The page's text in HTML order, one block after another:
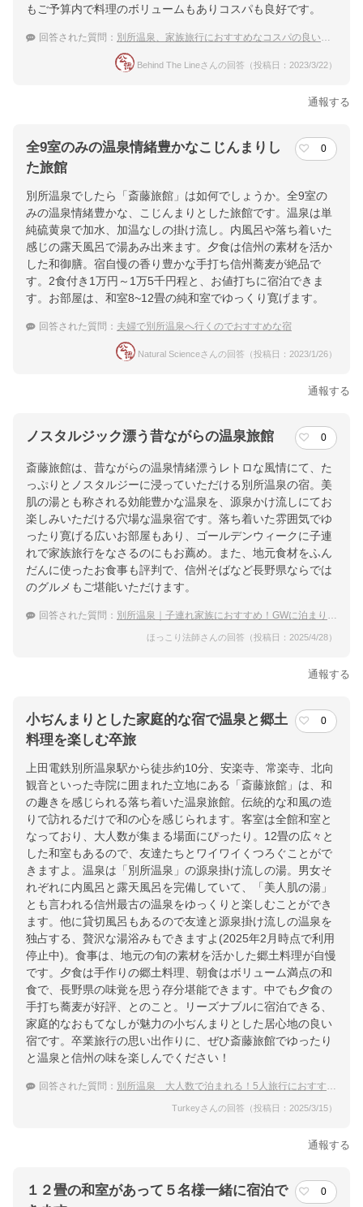
もご予算内で料理のボリュームもありコスパも良好です。
回答された質問： 別所温泉、家族旅行におすすめなコスパの良い温泉宿
Behind The Lineさんの回答（投稿日：2023/3/22）
通報する
全9室のみの温泉情緒豊かなこじんまりし
た旅館
0
別所温泉でしたら「斎藤旅館」は如何でしょうか。全9室の
みの温泉情緒豊かな、こじんまりとした旅館です。温泉は単
純硫黄泉で加水、加温なしの掛け流し。内風呂や落ち着いた
感じの露天風呂で湯あみ出来ます。夕食は信州の素材を活か
した和御膳。宿自慢の香り豊かな手打ち信州蕎麦が絶品で
す。2食付き1万円～1万5千円程と、お値打ちに宿泊できま
す。お部屋は、和室8~12畳の純和室でゆっくり寛げます。
回答された質問： 夫婦で別所温泉へ行くのでおすすめな宿
Natural Scienceさんの回答（投稿日：2023/1/26）
通報する
ノスタルジック漂う昔ながらの温泉旅館 0
斎藤旅館は、昔ながらの温泉情緒漂うレトロな風情にて、た
っぷりとノスタルジーに浸っていただける別所温泉の宿。美
肌の湯とも称される効能豊かな温泉を、源泉かけ流しにてお
楽しみいただける穴場な温泉宿です。落ち着いた雰囲気でゆ
ったり寛げる広いお部屋もあり、ゴールデンウィークに子連
れで家族旅行をなさるのにもお薦め。また、地元食材をふん
だんに使ったお食事も評判で、信州そばなど長野県ならでは
のグルメもご堪能いただけます。
回答された質問： 別所温泉｜子連れ家族におすすめ！GWに泊まりたい穴場な宿は？
ほっこり法師さんの回答（投稿日：2025/4/28）
通報する
小ぢんまりとした家庭的な宿で温泉と郷土
料理を楽しむ卒旅
0
上田電鉄別所温泉駅から徒歩約10分、安楽寺、常楽寺、北向
観音といった寺院に囲まれた立地にある「斎藤旅館」は、和
の趣きを感じられる落ち着いた温泉旅館。伝統的な和風の造
りで訪れるだけで和の心を感じられます。客室は全館和室と
なっており、大人数が集まる場面にぴったり。12畳の広々と
した和室もあるので、友達たちとワイワイくつろぐことがで
きますよ。温泉は「別所温泉」の源泉掛け流しの湯。男女そ
れぞれに内風呂と露天風呂を完備していて、「美人肌の湯」
とも言われる信州最古の温泉をゆっくりと楽しむことができ
ます。他に貸切風呂もあるので友達と源泉掛け流しの温泉を
独占する、贅沢な湯浴みもできますよ(2025年2月時点で利用
停止中)。食事は、地元の旬の素材を活かした郷土料理が自慢
です。夕食は手作りの郷土料理、朝食はボリューム満点の和
食で、長野県の味覚を思う存分堪能できます。中でも夕食の
手打ち蕎麦が好評、とのこと。リーズナブルに宿泊できる、
家庭的なおもてなしが魅力の小ぢんまりとした居心地の良い
宿です。卒業旅行の思い出作りに、ぜひ斎藤旅館でゆったり
と温泉と信州の味を楽しんでください！
回答された質問： 別所温泉 大人数で泊まれる！5人旅行におすすめの温泉宿
Turkeyさんの回答（投稿日：2025/3/15）
通報する
１２畳の和室があって５名様一緒に宿泊で
0